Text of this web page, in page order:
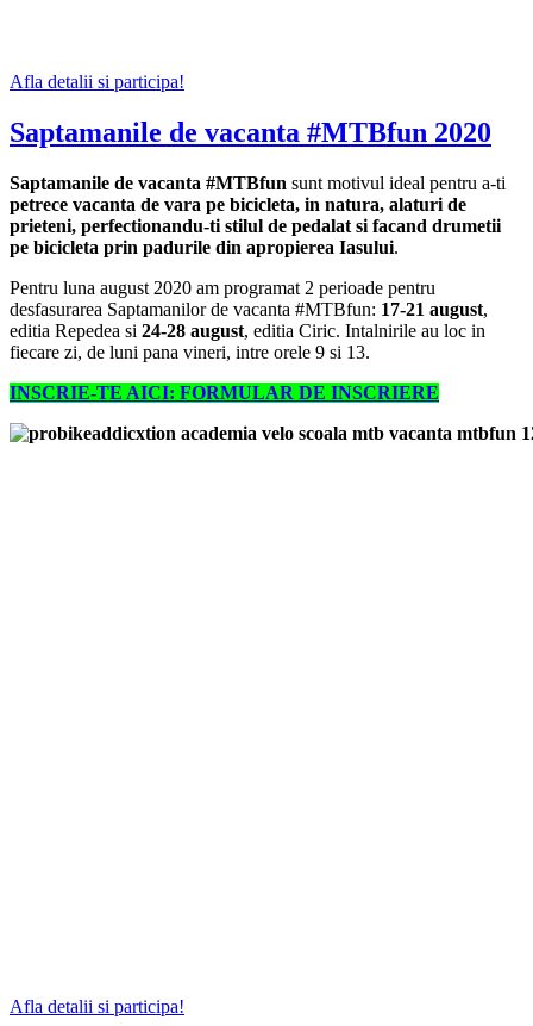
Afla detalii si participa!
Saptamanile de vacanta #MTBfun 2020
Saptamanile de vacanta #MTBfun sunt motivul ideal pentru a-ti
petrece vacanta de vara pe bicicleta, in natura, alaturi de
prieteni, perfectionandu-ti stilul de pedalat si facand drumetii
pe bicicleta prin padurile din apropierea Iasului.
Pentru luna august 2020 am programat 2 perioade pentru
desfasurarea Saptamanilor de vacanta #MTBfun: 17-21 august,
editia Repedea si 24-28 august, editia Ciric. Intalnirile au loc in
fiecare zi, de luni pana vineri, intre orele 9 si 13.
INSCRIE-TE AICI: FORMULAR DE INSCRIERE
Afla detalii si participa!